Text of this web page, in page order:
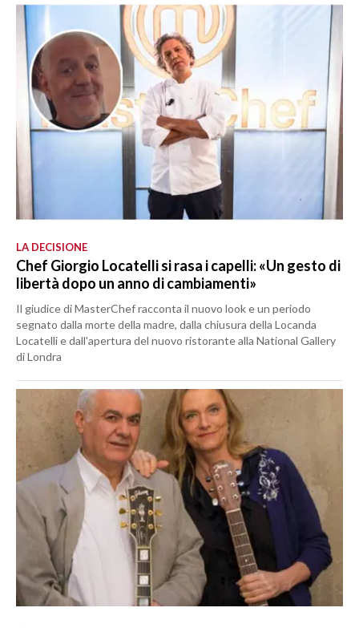
LA DECISIONE
Chef Giorgio Locatelli si rasa i capelli: «Un gesto di
libertà dopo un anno di cambiamenti»
Il giudice di MasterChef racconta il nuovo look e un periodo
segnato dalla morte della madre, dalla chiusura della Locanda
Locatelli e dall'apertura del nuovo ristorante alla National Gallery
di Londra